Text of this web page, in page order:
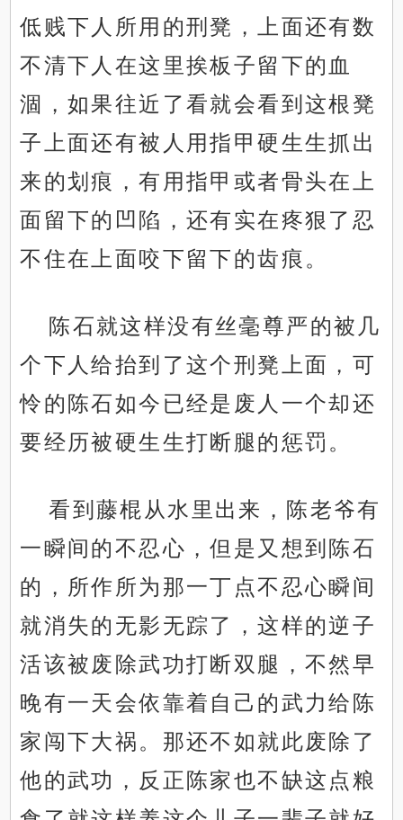
低贱下人所用的刑凳，上面还有数
不清下人在这里挨板子留下的血
涸，如果往近了看就会看到这根凳
子上面还有被人用指甲硬生生抓出
来的划痕，有用指甲或者骨头在上
面留下的凹陷，还有实在疼狠了忍
不住在上面咬下留下的齿痕。
陈石就这样没有丝毫尊严的被几
个下人给抬到了这个刑凳上面，可
怜的陈石如今已经是废人一个却还
要经历被硬生生打断腿的惩罚。
看到藤棍从水里出来，陈老爷有
一瞬间的不忍心，但是又想到陈石
的，所作所为那一丁点不忍心瞬间
就消失的无影无踪了，这样的逆子
活该被废除武功打断双腿，不然早
晚有一天会依靠着自己的武力给陈
家闯下大祸。那还不如就此废除了
他的武功，反正陈家也不缺这点粮